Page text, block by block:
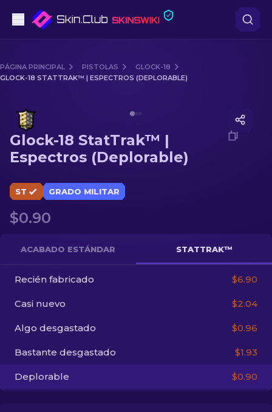
Gama media
Fusiles de Francotirador
Guantes
ES
PÁGINA PRINCIPAL PISTOLAS
GLOCK-18
GLOCK-18 STATTRAK™ | ESPECTROS (DEPLORABLE)
Glock-18 StatTrak™ |
Espectros (Deplorable)
ST GRADO MILITAR
$0.90
ACABADO ESTÁNDAR STATTRAK™
Recién fabricado $6.90
Casi nuevo $2.04
Algo desgastado $0.96
Bastante desgastado $1.93
Deplorable $0.90